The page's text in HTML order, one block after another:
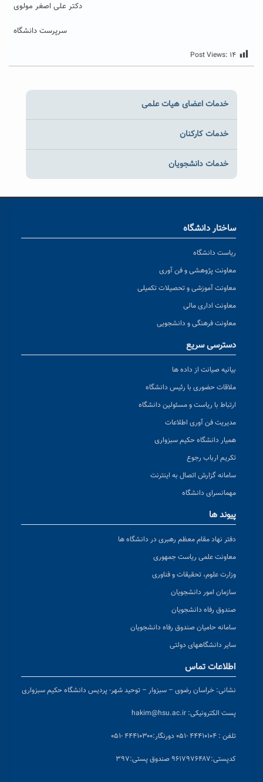
دکتر علی اصغر مولوی
سرپرست دانشگاه
Post Views: ۱۴
خدمات اعضای هیات علمی
خدمات کارکنان
خدمات دانشجویان
ساختار دانشگاه
ریاست دانشگاه
معاونت پژوهشی و فن آوری
معاونت آموزشی و تحصیلات تکمیلی
معاونت اداری مالی
معاونت فرهنگی و دانشجویی
دسترسی سریع
بیانیه صیانت از داده ها
ملاقات حضوری با رئیس دانشگاه
ارتباط با ریاست و مسئولین دانشگاه
مدیریت فن آوری اطلاعات
همیار دانشگاه حکیم سبزواری
تکریم ارباب رجوع
سامانه گزارش اتصال به اینترنت
مهمانسرای دانشگاه
پیوند ها
دفتر نهاد مقام معظم رهبری در دانشگاه ها
معاونت علمی ریاست جمهوری
وزارت علوم، تحقیقات و فناوری
سازمان امور دانشجویان
صندوق رفاه دانشجویان
سامانه حامیان صندوق رفاه دانشجویان
سایر دانشگاههای دولتی
اطلاعات تماس
نشانی: خراسان رضوی – سبزوار – توحید شهر- پردیس دانشگاه حکیم سبزواری
پست الکترونیکی: hakim@hsu.ac.ir
تلفن : ۴۴۴۱۰۱۰۴ -۰۵۱ دورنگار:۴۴۴۱۰۳۰۰ -۰۵۱
کدپستی:۹۶۱۷۹۷۶۴۸۷ صندوق پستی:۳۹۷